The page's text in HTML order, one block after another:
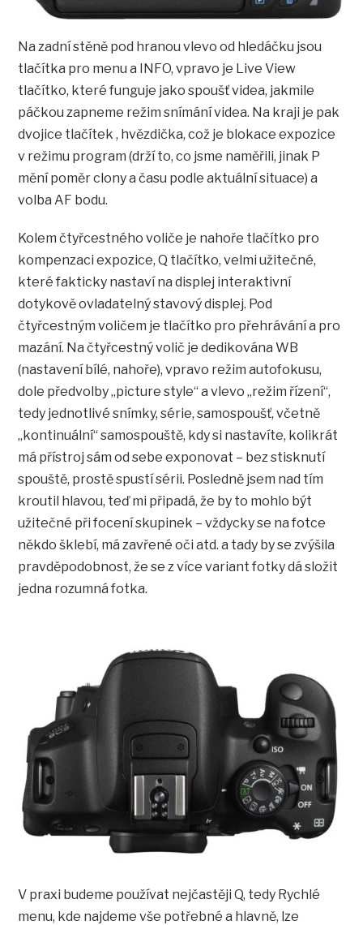
Na zadní stěně pod hranou vlevo od hledáčku jsou
tlačítka pro menu a INFO, vpravo je Live View
tlačítko, které funguje jako spoušť videa, jakmile
páčkou zapneme režim snímání videa. Na kraji je pak
dvojice tlačítek , hvězdička, což je blokace expozice
v režimu program (drží to, co jsme naměřili, jinak P
mění poměr clony a času podle aktuální situace) a
volba AF bodu.
Kolem čtyřcestného voliče je nahoře tlačítko pro
kompenzaci expozice, Q tlačítko, velmi užitečné,
které fakticky nastaví na displej interaktivní
dotykově ovladatelný stavový displej. Pod
čtyřcestným voličem je tlačítko pro přehrávání a pro
mazání. Na čtyřcestný volič je dedikována WB
(nastavení bílé, nahoře), vpravo režim autofokusu,
dole předvolby „picture style“ a vlevo „režim řízení“,
tedy jednotlivé snímky, série, samospoušť, včetně
„kontinuální“ samospouště, kdy si nastavíte, kolikrát
má přístroj sám od sebe exponovat – bez stisknutí
spouště, prostě spustí sérii. Posledně jsem nad tím
kroutil hlavou, teď mi připadá, že by to mohlo být
užitečné při focení skupinek – vždycky se na fotce
někdo šklebí, má zavřené oči atd. a tady by se zvýšila
pravděpodobnost, že se z více variant fotky dá složit
jedna rozumná fotka.
V praxi budeme používat nejčastěji Q, tedy Rychlé
menu, kde najdeme vše potřebné a hlavně, lze